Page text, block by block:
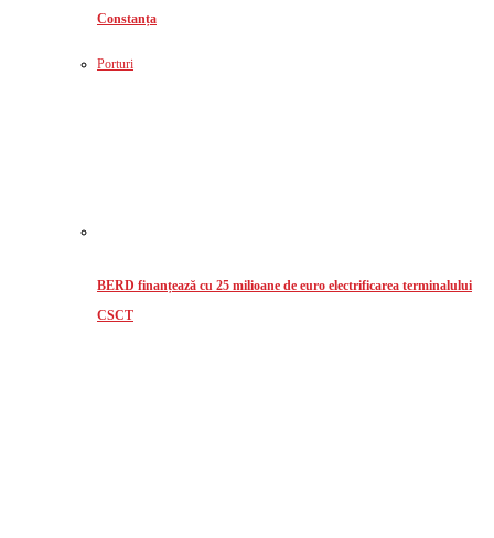
Constanța
Porturi
BERD finanțează cu 25 milioane de euro electrificarea terminalului
CSCT